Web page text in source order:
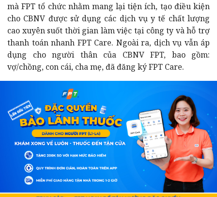
mà FPT tổ chức nhằm mang lại tiện ích, tạo điều kiện
cho CBNV được sử dụng các dịch vụ y tế chất lượng
cao xuyên suốt thời gian làm việc tại công ty và hỗ trợ
thanh toán nhanh FPT Care. Ngoài ra, dịch vụ vẫn áp
dụng cho người thân của CBNV FPT, bao gồm:
vợ/chồng, con cái, cha mẹ, đã đăng ký FPT Care.